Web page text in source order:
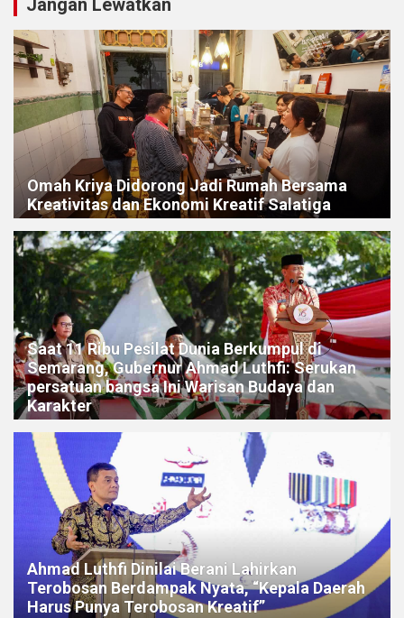
Jangan Lewatkan
Omah Kriya Didorong Jadi Rumah Bersama
Kreativitas dan Ekonomi Kreatif Salatiga
Saat 11 Ribu Pesilat Dunia Berkumpul di
Semarang, Gubernur Ahmad Luthfi: Serukan
persatuan bangsa Ini Warisan Budaya dan
Karakter
Ahmad Luthfi Dinilai Berani Lahirkan
Terobosan Berdampak Nyata, “Kepala Daerah
Harus Punya Terobosan Kreatif”